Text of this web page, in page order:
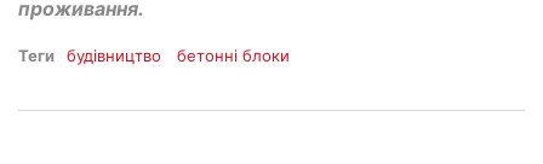
проживання.
Теги будівництво бетонні блоки